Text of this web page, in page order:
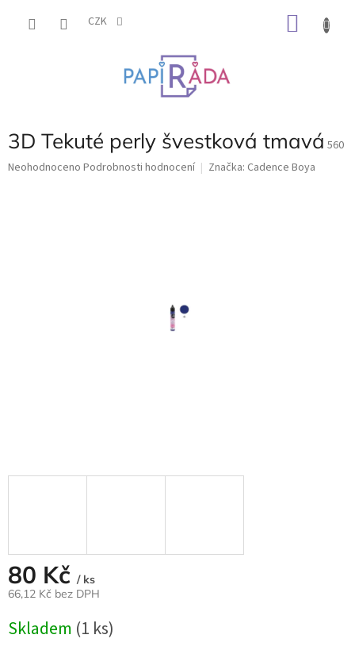
CZK
3D Tekuté perly švestková tmavá 560
Průměrné
Neohodnoceno Podrobnosti hodnocení Značka: Cadence Boya
80 Kč / ks
66,12 Kč bez DPH
cena:
Skladem (1 ks)